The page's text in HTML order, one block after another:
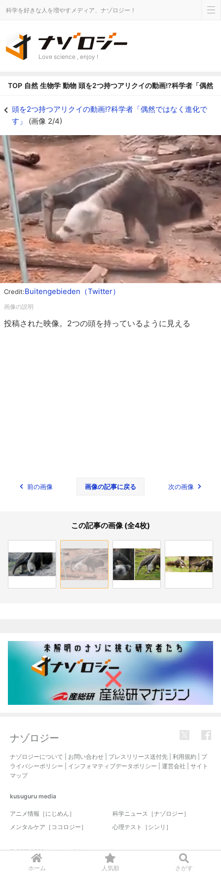
ホーム 人気順 さがす
科学を好きな人を増やすメディア、ナゾロジー！
Love science , enjoy !
TOP 自然 生物学 動物 頭を2つ持つアリクイの動画!?科学者「偶然
頭を2つ持つアリクイの動画!?科学者「偶然ではなく進化で
す」 (画像 2/4)
Credit:Buitengebieden（Twitter）
投稿された映像。2つの頭を持っているように見える
前の画像 画像の記事に戻る 次の画像
この記事の画像 (全4枚)
ナゾロジー
ナゾロジーについて お問い合わせ プレスリリース送付先 利用規約
プ
ライバシーポリシー
インフォマティブデータポリシー 運営会社
サイト
マップ
kusuguru media
アニメ情報［にじめん］
科学ニュース［ナゾロジー］
メンタルケア［ココロジー］
心理テスト［シンリ］
© 2017-2026 nazology. all rights reserved.